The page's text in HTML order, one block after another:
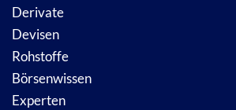
Derivate
Devisen
Rohstoffe
Börsenwissen
Experten